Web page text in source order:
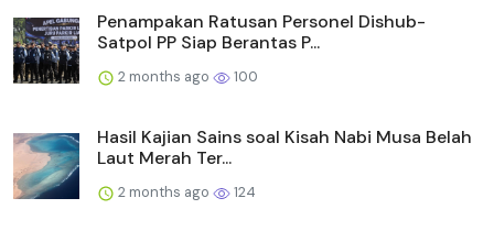
Penampakan Ratusan Personel Dishub-
Satpol PP Siap Berantas P...
2 months ago 100
Hasil Kajian Sains soal Kisah Nabi Musa Belah
Laut Merah Ter...
2 months ago 124